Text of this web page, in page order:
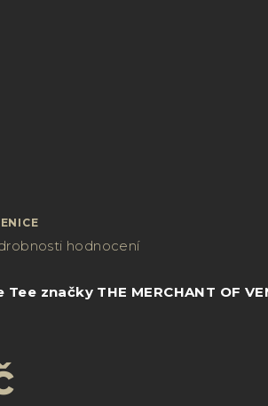
hodnocení
Tee značky THE MERCHANT OF